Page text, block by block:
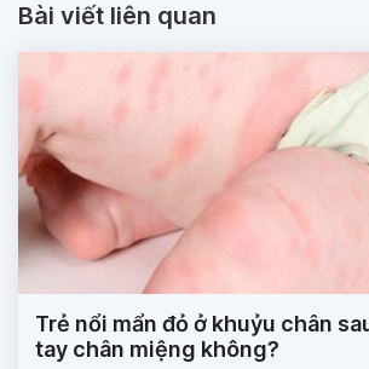
Bài viết liên quan
Trẻ nổi mẩn đỏ ở khuỷu chân
tay chân miệng không?